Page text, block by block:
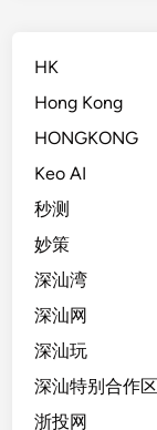
HK
Hong Kong
HONGKONG
Keo AI
秒测
妙策
深汕湾
深汕网
深汕玩
深汕特别合作区
浙投网